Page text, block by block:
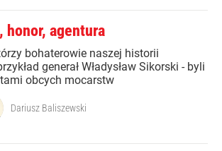
honor, agentura
bohaterowie naszej historii
generał Władysław Sikorski - byli
obcych mocarstw
Dariusz Baliszewski